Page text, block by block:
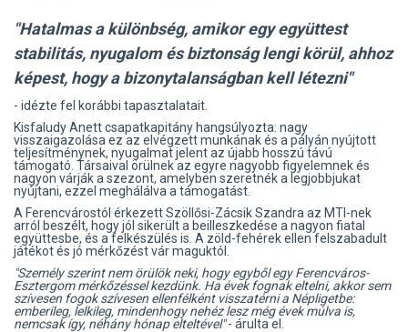
"Hatalmas a különbség, amikor egy együttest
stabilitás, nyugalom és biztonság lengi körül, ahhoz
képest, hogy a bizonytalanságban kell létezni"
- idézte fel korábbi tapasztalatait.
Kisfaludy Anett csapatkapitány hangsúlyozta: nagy
visszaigazolása ez az elvégzett munkának és a pályán nyújtott
teljesítménynek, nyugalmat jelent az újabb hosszú távú
támogató. Társaival örülnek az egyre nagyobb figyelemnek és
nagyon várják a szezont, amelyben szeretnék a legjobbjukat
nyújtani, ezzel meghálálva a támogatást.
A Ferencvárostól érkezett Szöllősi-Zácsik Szandra az MTI-nek
arról beszélt, hogy jól sikerült a beilleszkedése a nagyon fiatal
együttesbe, és a felkészülés is. A zöld-fehérek ellen felszabadult
játékot és jó mérkőzést vár maguktól.
"Személy szerint nem örülök neki, hogy egyből egy Ferencváros-
Esztergom mérkőzéssel kezdünk. Ha évek fognak eltelni, akkor sem
szívesen fogok szívesen ellenfélként visszatérni a Népligetbe:
emberileg, lelkileg, mindenhogy nehéz lesz még évek múlva is,
nemcsak így, néhány hónap elteltével"- árulta el.